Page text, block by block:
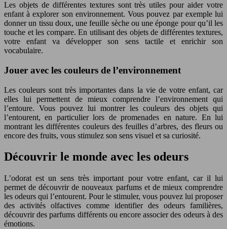
Les objets de différentes textures sont très utiles pour aider votre
enfant à explorer son environnement. Vous pouvez par exemple lui
donner un tissu doux, une feuille sèche ou une éponge pour qu’il les
touche et les compare. En utilisant des objets de différentes textures,
votre enfant va développer son sens tactile et enrichir son
vocabulaire.
Jouer avec les couleurs de l’environnement
Les couleurs sont très importantes dans la vie de votre enfant, car
elles lui permettent de mieux comprendre l’environnement qui
l’entoure. Vous pouvez lui montrer les couleurs des objets qui
l’entourent, en particulier lors de promenades en nature. En lui
montrant les différentes couleurs des feuilles d’arbres, des fleurs ou
encore des fruits, vous stimulez son sens visuel et sa curiosité.
Découvrir le monde avec les odeurs
L’odorat est un sens très important pour votre enfant, car il lui
permet de découvrir de nouveaux parfums et de mieux comprendre
les odeurs qui l’entourent. Pour le stimuler, vous pouvez lui proposer
des activités olfactives comme identifier des odeurs familières,
découvrir des parfums différents ou encore associer des odeurs à des
émotions.